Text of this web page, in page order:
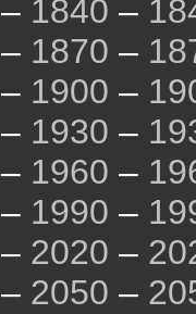
– 1840 –
– 1870 –
– 1900 –
– 1930 –
– 1960 –
– 1990 –
– 2020 –
– 2050 –